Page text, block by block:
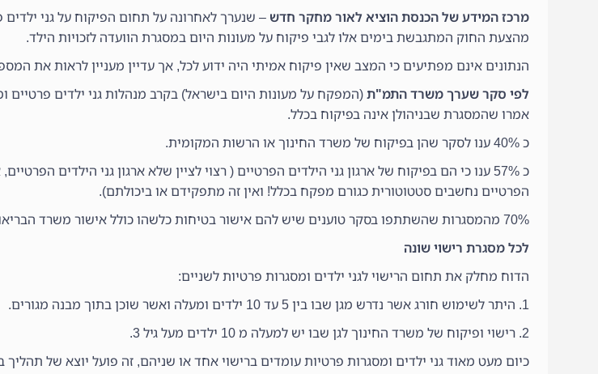
מרכז המידע של הכנסת הוציא לאור מחקר חדש – שנערך לאחרונה על תחום הפיקוח על גני
מהצעת החוק המתגבשת בימים אלו לגבי פיקוח על מעונות היום במסגרת הוועדה לזכויות הילד.
הנתונים אינם מפתיעים כי המצב שאין פיקוח אמיתי היה ידוע לכל, אך עדיין מעניין לראות את
לפי סקר שערך משרד התמ"ת (המפקח על מעונות היום בישראל) בקרב מנהלות גני ילדים
אמרו שהמסגרת שבניהולן אינה בפיקוח בכלל.
כ 40% ענו לסקר שהן בפיקוח של משרד החינוך או הרשות המקומית.
כ 57% ענו כי הם בפיקוח של ארגון גני הילדים הפרטיים ( רצוי לציין שלא ארגון גני הילדים
הפרטיים נחשבים סטטוטורית כגורם מפקח בכלל! ואין זה מתפקידם או ביכולתם).
70% מהמסגרות שהשתתפו בסקר טוענים שיש להם אישור בטיחות כלשהו כולל אישור משרד הבריאות, כיבוי אש, יועץ בטיחות או חשמלאי.
לכל מסגרת רישוי שונה
הדוח מחלק את תחום הרישוי לגני ילדים ומסגרות פרטיות לשניים:
1. היתר לשימוש חורג אשר נדרש מגן שבו בין 5 עד 10 ילדים ומעלה ואשר שוכן בתוך מבנה מגורים.
2. רישוי ופיקוח של משרד החינוך לגן שבו יש למעלה מ 10 ילדים מעל גיל 3.
כיום מעט מאוד גני ילדים ומסגרות פרטיות עומדים ברישוי אחד או שניהם, זה פועל יוצא של תהליך